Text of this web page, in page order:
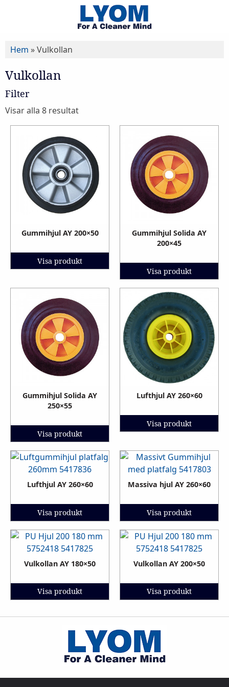
Hem »Vulkollan
Vulkollan
Filter
Visar alla 8 resultat
Gummihjul AY 200×50
Visa produkt
Gummihjul Solida AY
200×45
Visa produkt
Gummihjul Solida AY
250×55
Visa produkt
Lufthjul AY 260×60
Visa produkt
Lufthjul AY 260×60
Visa produkt
Massiva hjul AY 260×60
Visa produkt
Vulkollan AY 180×50
Visa produkt
Vulkollan AY 200×50
Visa produkt